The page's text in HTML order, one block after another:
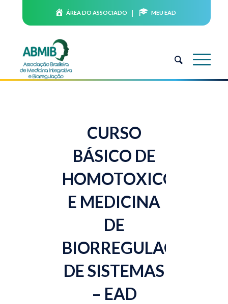
ÁREA DO ASSOCIADO MEU EAD
CURSO
BÁSICO DE
HOMOTOXICOLOGIA
E MEDICINA
DE
BIORREGULAÇÃO
DE SISTEMAS
– EAD